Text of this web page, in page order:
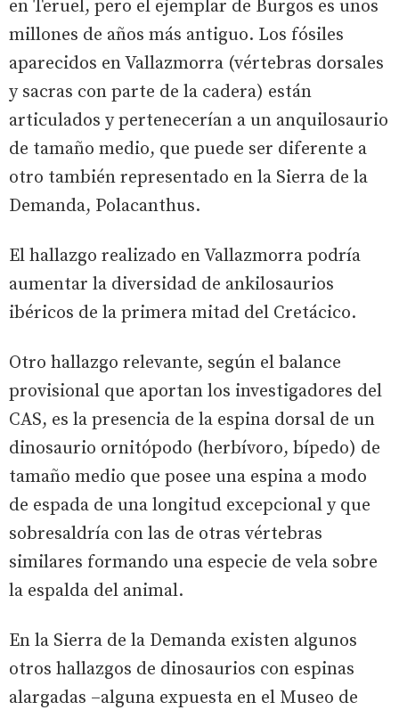
en Teruel, pero el ejemplar de Burgos es unos
millones de años más antiguo. Los fósiles
aparecidos en Vallazmorra (vértebras dorsales
y sacras con parte de la cadera) están
articulados y pertenecerían a un anquilosaurio
de tamaño medio, que puede ser diferente a
otro también representado en la Sierra de la
Demanda, Polacanthus.
El hallazgo realizado en Vallazmorra podría
aumentar la diversidad de ankilosaurios
ibéricos de la primera mitad del Cretácico.
Otro hallazgo relevante, según el balance
provisional que aportan los investigadores del
CAS, es la presencia de la espina dorsal de un
dinosaurio ornitópodo (herbívoro, bípedo) de
tamaño medio que posee una espina a modo
de espada de una longitud excepcional y que
sobresaldría con las de otras vértebras
similares formando una especie de vela sobre
la espalda del animal.
En la Sierra de la Demanda existen algunos
otros hallazgos de dinosaurios con espinas
alargadas –alguna expuesta en el Museo de